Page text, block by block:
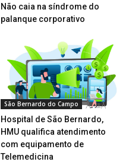
Não caia na síndrome do
palanque corporativo
São Bernardo do Campo
Hospital de São Bernardo,
HMU qualifica atendimento
com equipamento de
Telemedicina